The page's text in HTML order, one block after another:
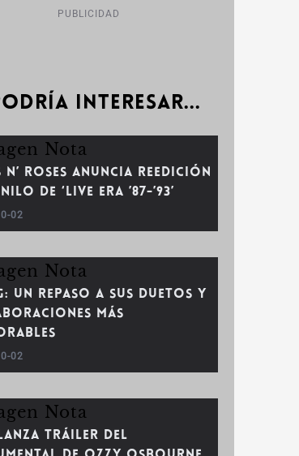
PUBLICIDAD
interesar...
N’ Roses anuncia reedición
de ‘Live Era ’87-’93’
02
Un repaso a sus duetos y
más
02
lanza tráiler del